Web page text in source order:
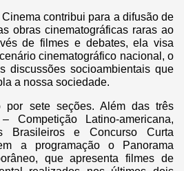
contribui para a difusão de
obras cinematográficas raras ao
de filmes e debates, ela visa
cinematográfico nacional, o
discussões socioambientais que
a nossa sociedade.
por sete seções. Além das três
Competição Latino-americana,
Brasileiros e Concurso Curta
a programação o Panorama
que apresenta filmes de